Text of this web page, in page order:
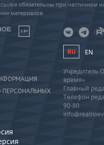
обязательны при частичном
материалов.
18+
RU EN
Учредитель
время»
Главный
Телефон
90-80